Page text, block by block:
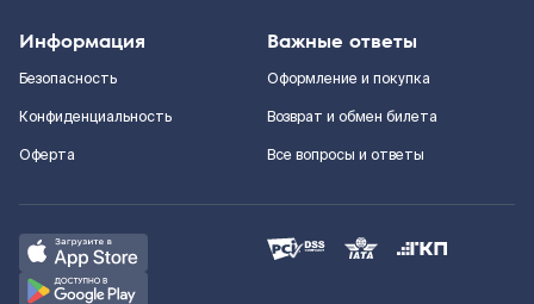
Информация
Безопасность
Конфиденциальность
Оферта
Важные ответы
Оформление и покупка
Возврат и обмен билета
Все вопросы и ответы